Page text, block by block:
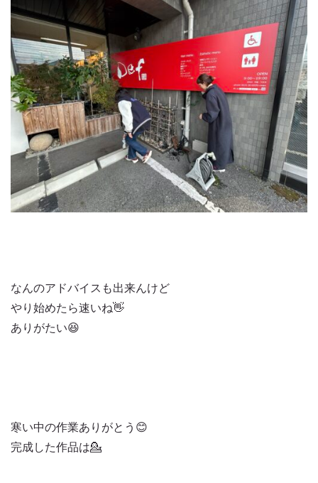
なんのアドバイスも出来んけど
やり始めたら速いね👋
ありがたい😆
寒い中の作業ありがとう😊
完成した作品は💁